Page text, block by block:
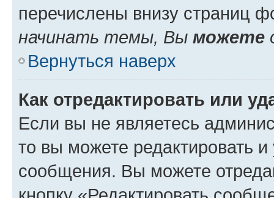
перечислены внизу страниц
начинать темы, Вы можете
Вернуться наверх
Как отредактировать или
Если вы не являетесь
то вы можете редактировать
сообщения. Вы можете